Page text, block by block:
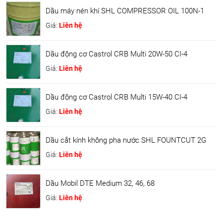
Dầu máy nén khí SHL COMPRESSOR OIL 100N-1
Giá: Liên hệ
Dầu động cơ Castrol CRB Multi 20W-50 CI-4
Giá: Liên hệ
Dầu động cơ Castrol CRB Multi 15W-40 CI-4
Giá: Liên hệ
Dầu cắt kính không pha nước SHL FOUNTCUT 2G
Giá: Liên hệ
Dầu Mobil DTE Medium 32, 46, 68
Giá: Liên hệ